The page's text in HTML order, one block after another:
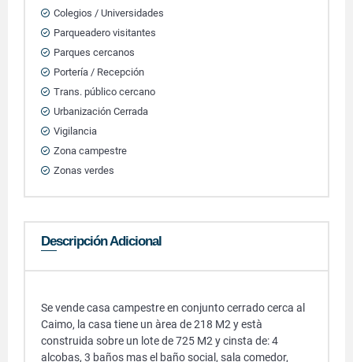
Colegios / Universidades
Parqueadero visitantes
Parques cercanos
Portería / Recepción
Trans. público cercano
Urbanización Cerrada
Vigilancia
Zona campestre
Zonas verdes
Descripción Adicional
Se vende casa campestre en conjunto cerrado cerca al
Caimo, la casa tiene un àrea de 218 M2 y està
construida sobre un lote de 725 M2 y cinsta de: 4
alcobas, 3 baños mas el baño social, sala comedor,